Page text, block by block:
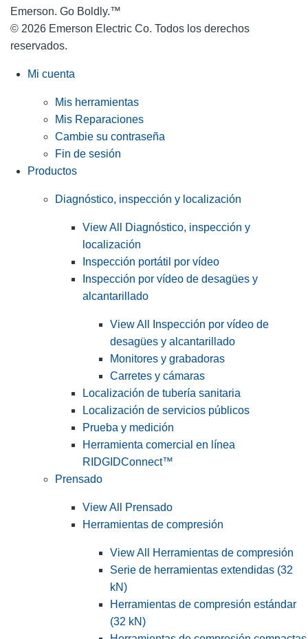
Emerson. Go Boldly.™
© 2026 Emerson Electric Co. Todos los derechos
reservados.
Mi cuenta
Mis herramientas
Mis Reparaciones
Cambie su contraseña
Fin de sesión
Productos
Diagnóstico, inspección y localización
View All Diagnóstico, inspección y
localización
Inspección portátil por vídeo
Inspección por vídeo de desagües y
alcantarillado
View All Inspección por vídeo de
desagües y alcantarillado
Monitores y grabadoras
Carretes y cámaras
Localización de tubería sanitaria
Localización de servicios públicos
Prueba y medición
Herramienta comercial en línea
RIDGIDConnect™
Prensado
View All Prensado
Herramientas de compresión
View All Herramientas de compresión
Serie de herramientas extendidas (32
kN)
Herramientas de compresión estándar
(32 kN)